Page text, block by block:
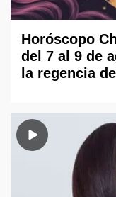
Horóscopo
del 7 al 9 de
la regencia